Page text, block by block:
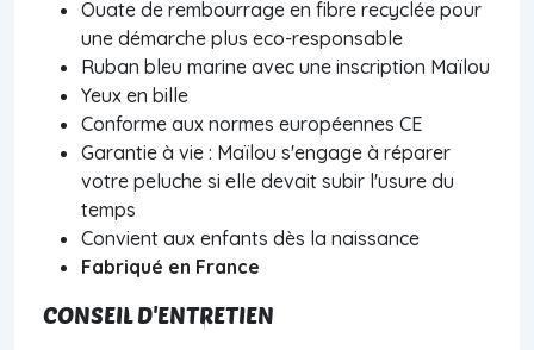
Ouate de rembourrage en fibre recyclée pour
une démarche plus eco-responsable
Ruban bleu marine avec une inscription Maïlou
Yeux en bille
Conforme aux normes européennes CE
Garantie à vie : Maïlou s'engage à réparer
votre peluche si elle devait subir l'usure du
temps
Convient aux enfants dès la naissance
Fabriqué en France
CONSEIL D'ENTRETIEN